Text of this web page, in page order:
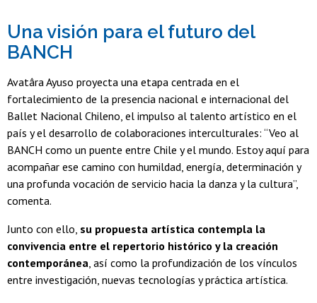
Una visión para el futuro del
BANCH
Avatâra Ayuso proyecta una etapa centrada en el
fortalecimiento de la presencia nacional e internacional del
Ballet Nacional Chileno, el impulso al talento artístico en el
país y el desarrollo de colaboraciones interculturales: “Veo al
BANCH como un puente entre Chile y el mundo. Estoy aquí para
acompañar ese camino con humildad, energía, determinación y
una profunda vocación de servicio hacia la danza y la cultura”,
comenta.
Junto con ello, su propuesta artística contempla la
convivencia entre el repertorio histórico y la creación
contemporánea, así como la profundización de los vínculos
entre investigación, nuevas tecnologías y práctica artística.